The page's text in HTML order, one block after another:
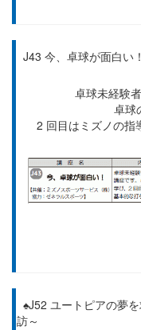
J43 今、卓球が面白い！
卓球未経験
卓球
2 回目はミズノの指
♠J52 ユートピアの夢
訪～